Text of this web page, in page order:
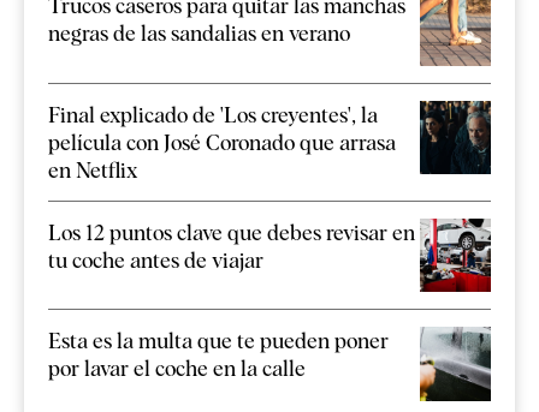
Trucos caseros para quitar las manchas
negras de las sandalias en verano
Final explicado de 'Los creyentes', la
película con José Coronado que arrasa
en Netflix
Los 12 puntos clave que debes revisar en
tu coche antes de viajar
Esta es la multa que te pueden poner
por lavar el coche en la calle